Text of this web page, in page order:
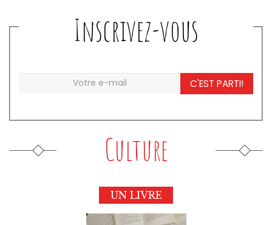
Inscrivez-vous
C'EST PARTI!
Culture
UN LIVRE